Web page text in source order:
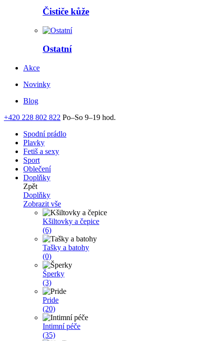
Čističe kůže
Ostatní
Akce
Novinky
Blog
+420 228 802 822 Po–So 9–19 hod.
Spodní prádlo
Plavky
Fetiš a sexy
Sport
Oblečení
Doplňky
Zpět
Doplňky
Zobrazit vše
Kšiltovky a čepice
(6)
Tašky a batohy
(0)
Šperky
(3)
Pride
(20)
Intimní péče
(35)